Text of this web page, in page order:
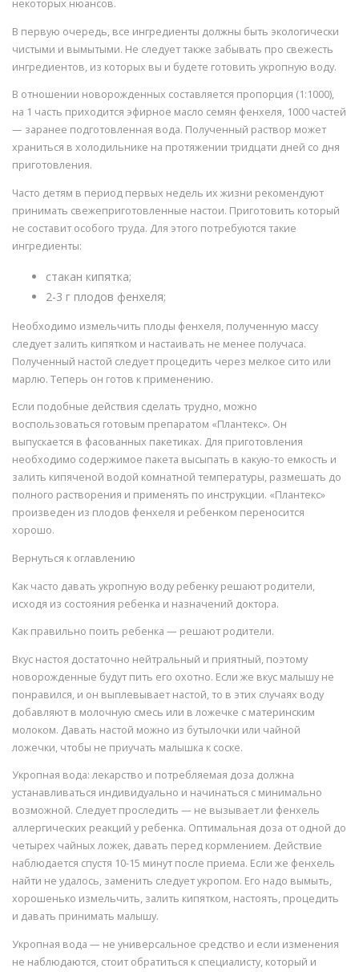
некоторых нюансов.
В первую очередь, все ингредиенты должны быть экологически
чистыми и вымытыми. Не следует также забывать про свежесть
ингредиентов, из которых вы и будете готовить укропную воду.
В отношении новорожденных составляется пропорция (1:1000),
на 1 часть приходится эфирное масло семян фенхеля, 1000 частей
— заранее подготовленная вода. Полученный раствор может
храниться в холодильнике на протяжении тридцати дней со дня
приготовления.
Часто детям в период первых недель их жизни рекомендуют
принимать свежеприготовленные настои. Приготовить который
не составит особого труда. Для этого потребуются такие
ингредиенты:
стакан кипятка;
2-3 г плодов фенхеля;
Необходимо измельчить плоды фенхеля, полученную массу
следует залить кипятком и настаивать не менее получаса.
Полученный настой следует процедить через мелкое сито или
марлю. Теперь он готов к применению.
Если подобные действия сделать трудно, можно
воспользоваться готовым препаратом «Плантекс». Он
выпускается в фасованных пакетиках. Для приготовления
необходимо содержимое пакета высыпать в какую-то емкость и
залить кипяченой водой комнатной температуры, размешать до
полного растворения и применять по инструкции. «Плантекс»
произведен из плодов фенхеля и ребенком переносится
хорошо.
Вернуться к оглавлению
Как часто давать укропную воду ребенку решают родители,
исходя из состояния ребенка и назначений доктора.
Как правильно поить ребенка — решают родители.
Вкус настоя достаточно нейтральный и приятный, поэтому
новорожденные будут пить его охотно. Если же вкус малышу не
понравился, и он выплевывает настой, то в этих случаях воду
добавляют в молочную смесь или в ложечке с материнским
молоком. Давать настой можно из бутылочки или чайной
ложечки, чтобы не приучать малышка к соске.
Укропная вода: лекарство и потребляемая доза должна
устанавливаться индивидуально и начинаться с минимально
возможной. Следует проследить — не вызывает ли фенхель
аллергических реакций у ребенка. Оптимальная доза от одной до
четырех чайных ложек, давать перед кормлением. Действие
наблюдается спустя 10-15 минут после приема. Если же фенхель
найти не удалось, заменить следует укропом. Его надо вымыть,
хорошенько измельчить, залить кипятком, настоять, процедить
и давать принимать малышу.
Укропная вода — не универсальное средство и если изменения
не наблюдаются, стоит обратиться к специалисту, который и